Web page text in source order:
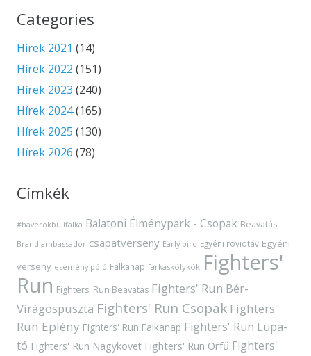
Categories
Hírek 2021 (14)
Hírek 2022 (151)
Hírek 2023 (240)
Hírek 2024(165)
Hírek 2025 (130)
Hírek 2026 (78)
Címkék
#haverokbulifalka Balatoni Élménypark - Csopak Beavatás
Brand ambassador csapatverseny Early bird Egyéni rövidtáv Egyéni
verseny esemény póló Falkanap farkaskölykök Fighters'
Run Fighters' Run Beavatás Fighters' Run Bér-
Virágospuszta Fighters' Run Csopak Fighters'
Run Eplény Fighters' Run Falkanap Fighters' Run Lupa-
tó Fighters' Run Nagykövet Fighters' Run Orfű Fighters'